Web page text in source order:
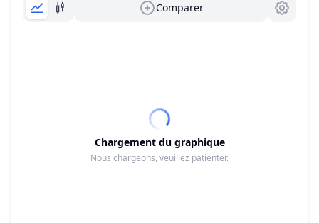
Comparer
Chargement du graphique
Nous chargeons, veuillez patienter.